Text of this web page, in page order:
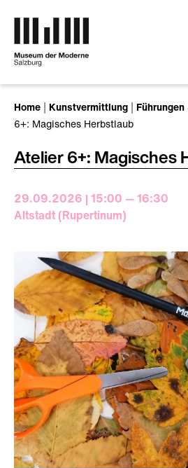
Home Kunstvermittlung
6+: Magisches Herbstlaub
Atelier 6+: Magisches
29.09.2026 | 15:00 — 16:30
Altstadt (Rupertinum)